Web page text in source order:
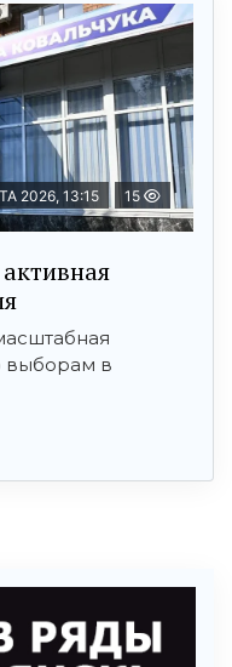
2026, 13:15 15
выборам в